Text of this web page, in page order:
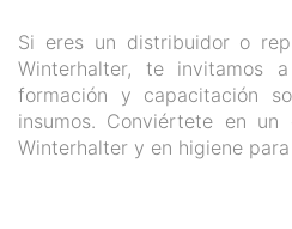
Si eres un distribuidor o
Winterhalter, te invitamos
formación y capacitación
insumos. Conviértete en
Winterhalter y en higiene